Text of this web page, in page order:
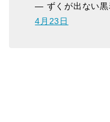
— ずくが出ない
4月23日